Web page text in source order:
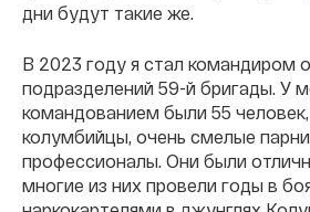
дни будут такие же.
В 2023 году я стал командиром
подразделений 59-й бригады. У
командованием были 55 человек,
колумбийцы, очень смелые
профессионалы. Они были
многие из них провели годы в